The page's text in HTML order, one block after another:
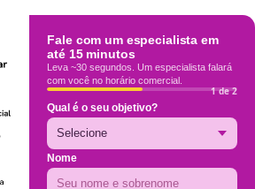
Fale com um especialista em
até 15 minutos
Leva ~30 segundos. Um especialista falará
com você no horário comercial.
1 de 2
Qual é o seu objetivo?
Nome